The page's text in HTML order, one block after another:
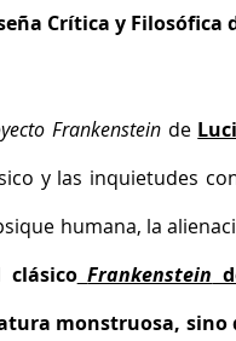
Crítica y Filosófica
Frankenstein de
y las inquietudes
humana, la
clásico Frankenstein
monstruosa, sino